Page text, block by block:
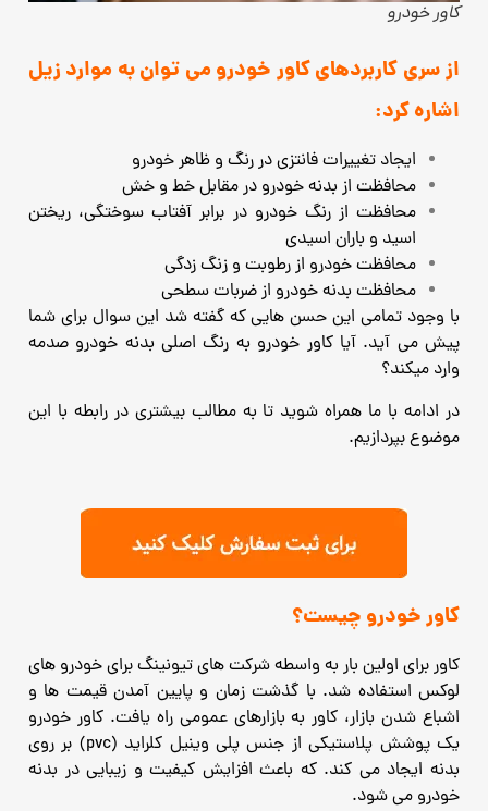
کاور خودرو
از سری کاربردهای کاور خودرو می توان به موارد زیل
اشاره کرد:
ایجاد تغییرات فانتزی در رنگ و ظاهر خودرو
محافظت از بدنه خودرو در مقابل خط و خش
محافظت از رنگ خودرو در برابر آفتاب سوختگی، ریختن
اسید و باران اسیدی
محافظت خودرو از رطوبت و زنگ زدگی
محافظت بدنه خودرو از ضربات سطحی
با وجود تمامی این حسن هایی که گفته شد این سوال برای شما
پیش می آید. آیا کاور خودرو به رنگ اصلی بدنه خودرو صدمه
وارد میکند؟
در ادامه با ما همراه شوید تا به مطالب بیشتری در رابطه با این
موضوع بپردازیم.
کاور خودرو چیست؟
کاور برای اولین بار به واسطه شرکت های تیونینگ برای خودرو های
لوکس استفاده شد. با گذشت زمان و پایین آمدن قیمت ها و
اشباع شدن بازار، کاور به بازارهای عمومی راه یافت. کاور خودرو
یک پوشش پلاستیکی از جنس پلی وینیل کلراید (pvc) بر روی
بدنه ایجاد می کند. که باعث افزایش کیفیت و زیبایی در بدنه
خودرو می شود.